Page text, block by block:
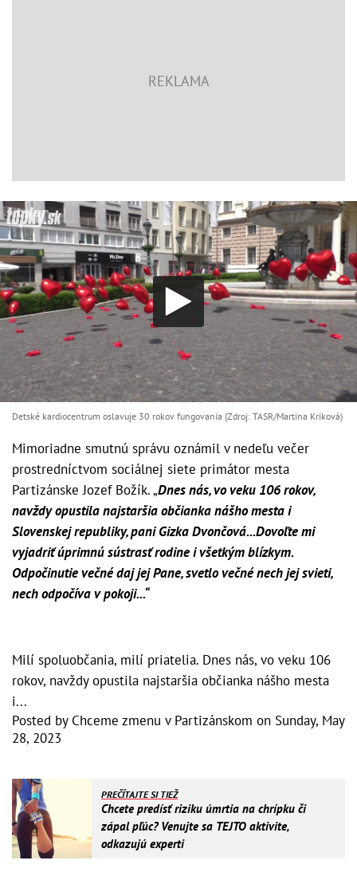
Detské kardiocentrum oslavuje 30 rokov fungovania (Zdroj: TASR/Martina Kriková)
Mimoriadne smutnú správu oznámil v nedeľu večer
prostredníctvom sociálnej siete primátor mesta
Partizánske Jozef Božík. „Dnes nás, vo veku 106 rokov,
navždy opustila najstaršia občianka nášho mesta i
Slovenskej republiky, pani Gizka Dvončová...Dovoľte mi
vyjadriť úprimnú sústrasť rodine i všetkým blízkym.
Odpočinutie večné daj jej Pane, svetlo večné nech jej svieti,
nech odpočíva v pokoji...“
Milí spoluobčania, milí priatelia. Dnes nás, vo veku 106
rokov, navždy opustila najstaršia občianka nášho mesta
i...
Posted by Chceme zmenu v Partizánskom on Sunday, May
28, 2023
PREČÍTAJTE SI TIEŽ
Chcete predísť riziku úmrtia na chrípku či
zápal pľúc? Venujte sa TEJTO aktivite,
odkazujú experti